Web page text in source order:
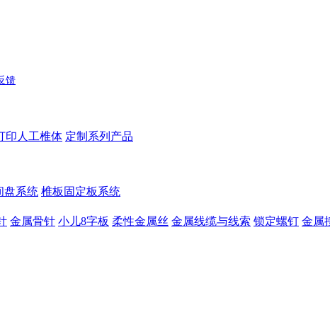
馈
印人工椎体 定制系列产品
盘系统 椎板固定板系统
金属骨针 小儿8字板 柔性金属丝 金属线缆与线索 锁定螺钉 金属